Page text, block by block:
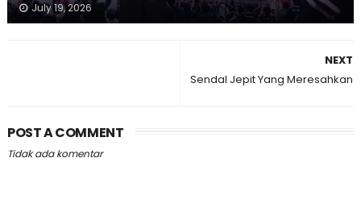
July 19, 2026
NEXT
Sendal Jepit Yang Meresahkan
POST A COMMENT
Tidak ada komentar